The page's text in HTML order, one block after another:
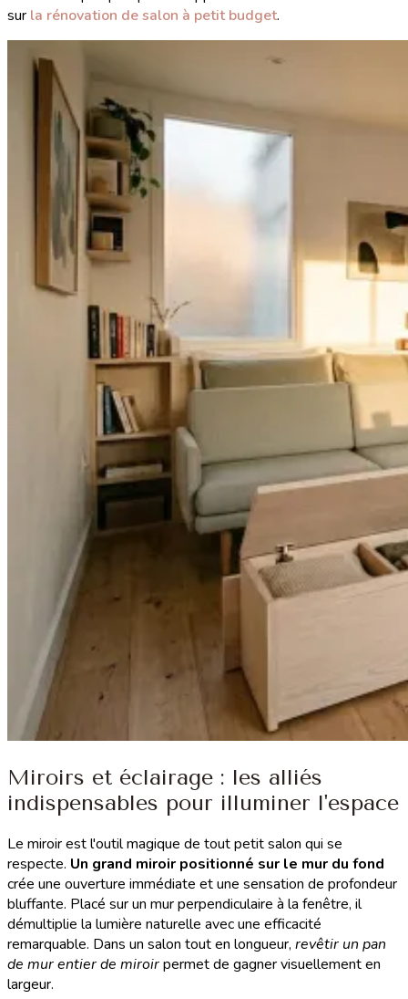
sur la rénovation de salon à petit budget.
Miroirs et éclairage : les alliés
indispensables pour illuminer l'espace
Le miroir est l'outil magique de tout petit salon qui se
respecte. Un grand miroir positionné sur le mur du fond
crée une ouverture immédiate et une sensation de profondeur
bluffante. Placé sur un mur perpendiculaire à la fenêtre, il
démultiplie la lumière naturelle avec une efficacité
remarquable. Dans un salon tout en longueur, revêtir un pan
de mur entier de miroirpermet de gagner visuellement en
largeur.